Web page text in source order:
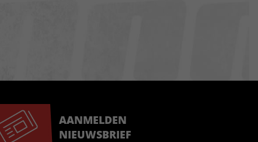
AANMELDEN
NIEUWSBRIEF